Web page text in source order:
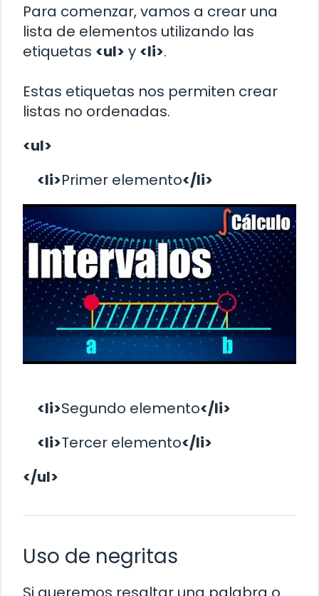
Para comenzar, vamos a crear una
lista de elementos utilizando las
etiquetas <ul> y <li>.
Estas etiquetas nos permiten crear
listas no ordenadas.
<ul>
<li>Primer elemento</li>
<li>Segundo elemento</li>
<li>Tercer elemento</li>
</ul>
Uso de negritas